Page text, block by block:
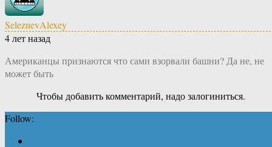
SeleznevAlexey
4 лет назад
Американцы признаются что сами взорвали башни? Да не, не
может быть
Чтобы добавить комментарий, надо залогиниться.
Follow: